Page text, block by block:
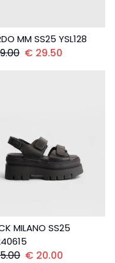
MM SS25 YSL128
€ 29.50
MILANO SS25
€ 20.00